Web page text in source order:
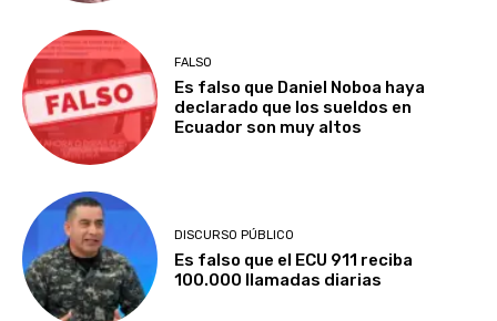
FALSO
Es falso que Daniel Noboa haya
declarado que los sueldos en
Ecuador son muy altos
DISCURSO PÚBLICO
Es falso que el ECU 911 reciba
100.000 llamadas diarias